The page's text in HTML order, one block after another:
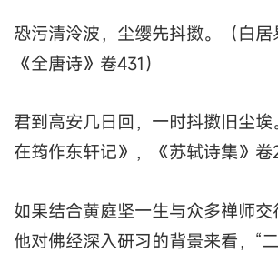
恐污清泠波，尘缨先抖擞。（白居
《全唐诗》卷431）
君到高安几日回，一时抖擞旧尘
在筠作东轩记》，《苏轼诗集》卷
如果结合黄庭坚一生与众多禅师
他对佛经深入研习的背景来看，“